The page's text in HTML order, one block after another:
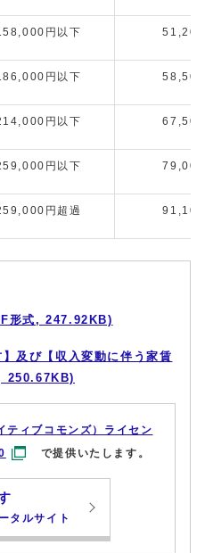
円以下
円以下
円以下
円以下
円超過
形式, 247.92KB)
】及び【収入変動に伴う家賃
250.67KB)
ティブコモンズ）ライセン
で提供いたします。
タルサイト